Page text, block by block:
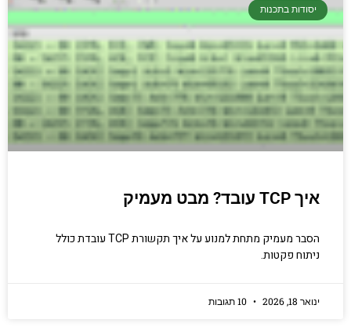
יסודות בתכנות
קריפטוגרפיה, ביצועים, אבטחת מידע ומידע
יסודי וחשוב שגם מתכנתים מנוסים לא תמיד
יודעים.
יסודות בתכנות
איך TCP עובד? מבט מעמיק
הסבר מעמיק מתחת למנוע על איך תקשורת TCP עובדת כולל
ניתוח פקטות.
ינואר 18, 2026